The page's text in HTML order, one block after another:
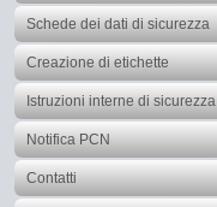
Schede dei dati di sicurezza
Creazione di etichette
Istruzioni interne di sicurezza
Notifica PCN
Contatti